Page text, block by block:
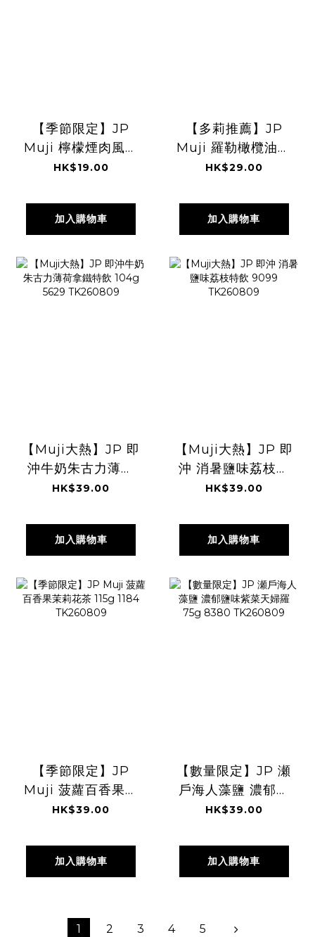
【季節限定】JP
Muji 檸檬煙肉風味
椒鹽捲餅 40g
HK$19.00
加入購物車
【多莉推薦】JP
Muji 羅勒橄欖油醋
魷魚片 36g 1254
HK$29.00
加入購物車
【Muji大熱】JP 即
沖牛奶朱古力薄荷
拿鐵特飲 104g
HK$39.00
加入購物車
【Muji大熱】JP 即
沖 消暑鹽味荔枝特
飲 9099
HK$39.00
加入購物車
【季節限定】JP
Muji 菠蘿百香果茉
莉花茶 115g 1184
HK$39.00
加入購物車
【數量限定】JP 瀬
戶海人藻鹽 濃郁鹽
味紫菜天婦羅 75g
HK$39.00
加入購物車
1 2 3 4 5